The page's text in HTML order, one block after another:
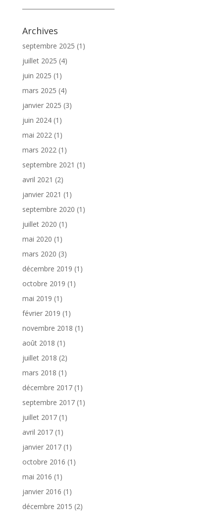
Archives
septembre 2025 (1)
juillet 2025 (4)
juin 2025 (1)
mars 2025 (4)
janvier 2025 (3)
juin 2024(1)
mai 2022(1)
mars 2022(1)
septembre 2021 (1)
avril 2021 (2)
janvier 2021 (1)
septembre 2020 (1)
juillet 2020 (1)
mai 2020 (1)
mars 2020 (3)
décembre 2019 (1)
octobre 2019 (1)
mai 2019 (1)
février 2019 (1)
novembre 2018 (1)
août 2018 (1)
juillet 2018 (2)
mars 2018 (1)
décembre 2017(1)
septembre 2017(1)
juillet 2017(1)
avril 2017(1)
janvier 2017(1)
octobre 2016 (1)
mai 2016 (1)
janvier 2016 (1)
décembre 2015 (2)